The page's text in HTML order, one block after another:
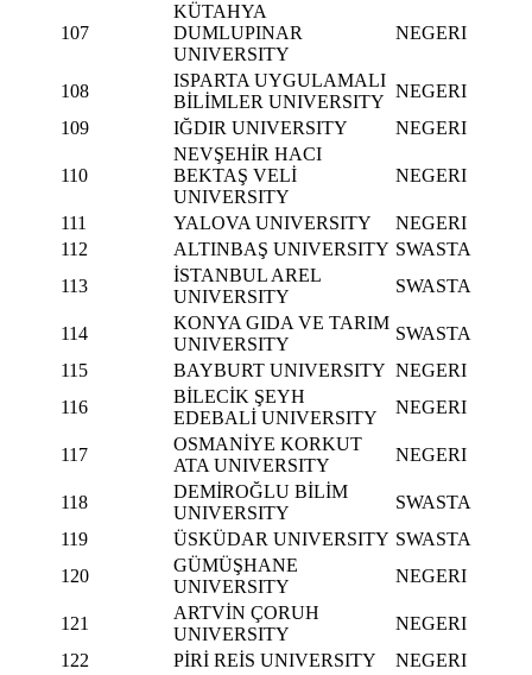
107
KÜTAHYA
DUMLUPINAR
UNIVERSITY
NEGERI
108
ISPARTA UYGULAMALI
BİLİMLER UNIVERSITY
NEGERI
109
IĞDIR UNIVERSITY NEGERI
110
NEVŞEHİR HACI
BEKTAŞ VELİ
UNIVERSITY
NEGERI
111 YALOVA UNIVERSITY
NEGERI
112
ALTINBAŞ UNIVERSITY SWASTA
113
İSTANBUL AREL
UNIVERSITY
SWASTA
114
KONYA GIDA VE TARIM
UNIVERSITY
SWASTA
115
BAYBURT UNIVERSITY NEGERI
116
BİLECİK ŞEYH
EDEBALİ UNIVERSITY
NEGERI
117
OSMANİYE KORKUT
ATA UNIVERSITY
NEGERI
118
DEMİROĞLU BİLİM
UNIVERSITY
SWASTA
119
ÜSKÜDAR UNIVERSITY SWASTA
120
GÜMÜŞHANE
UNIVERSITY
NEGERI
121
ARTVİN ÇORUH
UNIVERSITY
NEGERI
122
PİRİ REİS UNIVERSITY
NEGERI